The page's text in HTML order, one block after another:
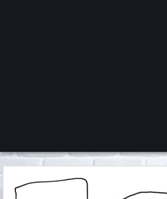
くろチャンネル